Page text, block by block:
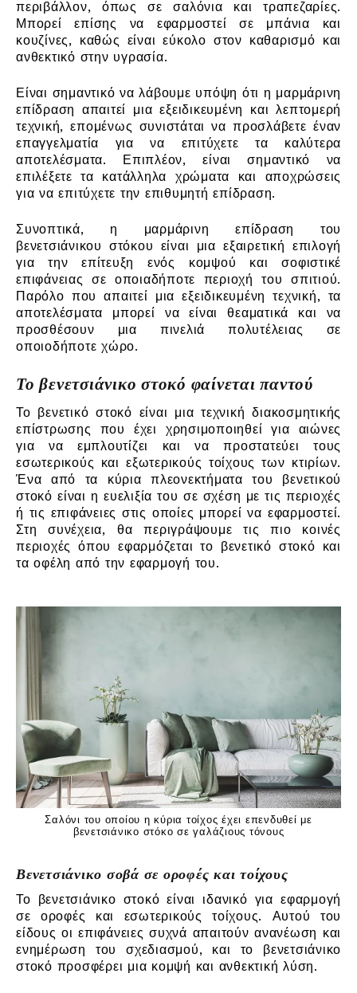
περιβάλλον, όπως σε σαλόνια και τραπεζαρίες.
Μπορεί επίσης να εφαρμοστεί σε μπάνια και
κουζίνες, καθώς είναι εύκολο στον καθαρισμό και
ανθεκτικό στην υγρασία.
Είναι σημαντικό να λάβουμε υπόψη ότι η μαρμάρινη
επίδραση απαιτεί μια εξειδικευμένη και λεπτομερή
τεχνική, επομένως συνιστάται να προσλάβετε έναν
επαγγελματία για να επιτύχετε τα καλύτερα
αποτελέσματα. Επιπλέον, είναι σημαντικό να
επιλέξετε τα κατάλληλα χρώματα και αποχρώσεις
για να επιτύχετε την επιθυμητή επίδραση.
Συνοπτικά, η μαρμάρινη επίδραση του
βενετσιάνικου στόκου είναι μια εξαιρετική επιλογή
για την επίτευξη ενός κομψού και σοφιστικέ
επιφάνειας σε οποιαδήποτε περιοχή του σπιτιού.
Παρόλο που απαιτεί μια εξειδικευμένη τεχνική, τα
αποτελέσματα μπορεί να είναι θεαματικά και να
προσθέσουν μια πινελιά πολυτέλειας σε
οποιοδήποτε χώρο.
Το βενετσιάνικο στοκό φαίνεται παντού
Το βενετικό στοκό είναι μια τεχνική διακοσμητικής
επίστρωσης που έχει χρησιμοποιηθεί για αιώνες
για να εμπλουτίζει και να προστατεύει τους
εσωτερικούς και εξωτερικούς τοίχους των κτιρίων.
Ένα από τα κύρια πλεονεκτήματα του βενετικού
στοκό είναι η ευελιξία του σε σχέση με τις περιοχές
ή τις επιφάνειες στις οποίες μπορεί να εφαρμοστεί.
Στη συνέχεια, θα περιγράψουμε τις πιο κοινές
περιοχές όπου εφαρμόζεται το βενετικό στοκό και
τα οφέλη από την εφαρμογή του.
Σαλόνι του οποίου η κύρια τοίχος έχει επενδυθεί με
βενετσιάνικο στόκο σε γαλάζιους τόνους
Βενετσιάνικο σοβά σε οροφές και τοίχους
Το βενετσιάνικο στοκό είναι ιδανικό για εφαρμογή
σε οροφές και εσωτερικούς τοίχους. Αυτού του
είδους οι επιφάνειες συχνά απαιτούν ανανέωση και
ενημέρωση του σχεδιασμού, και το βενετσιάνικο
στοκό προσφέρει μια κομψή και ανθεκτική λύση.